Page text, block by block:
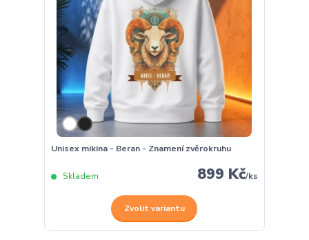
Unisex mikina - Beran - Znamení zvěrokruhu
899 Kč/ks
Skladem
Zvolit variantu